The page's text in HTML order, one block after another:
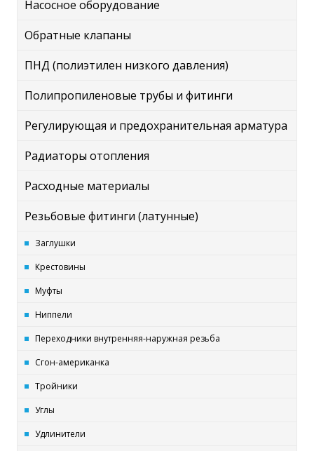
Насосное оборудование
Обратные клапаны
ПНД (полиэтилен низкого давления)
Полипропиленовые трубы и фитинги
Регулирующая и предохранительная арматура
Радиаторы отопления
Расходные материалы
Резьбовые фитинги (латунные)
Заглушки
Крестовины
Муфты
Ниппели
Переходники внутренняя-наружная резьба
Сгон-американка
Тройники
Углы
Удлинители